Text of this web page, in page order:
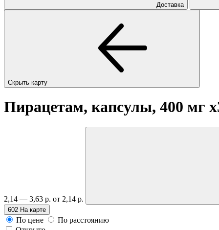
Доставка
Скрыть карту
Пирацетам, капсулы, 400 мг
2,14 — 3,63 р. от 2,14 р.
602 На карте
По цене
По расстоянию